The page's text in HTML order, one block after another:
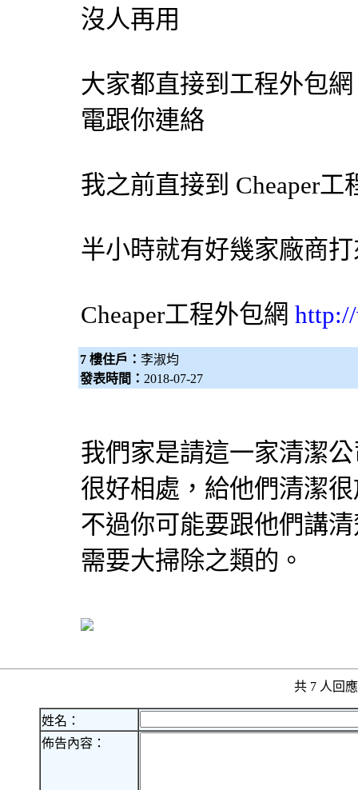
沒人再用
大家都直接到工程外包網
電跟你連絡
我之前直接到 Cheaper工
半小時就有好幾家廠商
Cheaper工程外包網
7 樓住戶： 李淑均
發表時間： 2018-07-27
我們家是請這一家清潔
很好相處，給他們清潔
不過你可能要跟他們講
需要大掃除之類的。
共 7 人回
姓名：
佈告內容：